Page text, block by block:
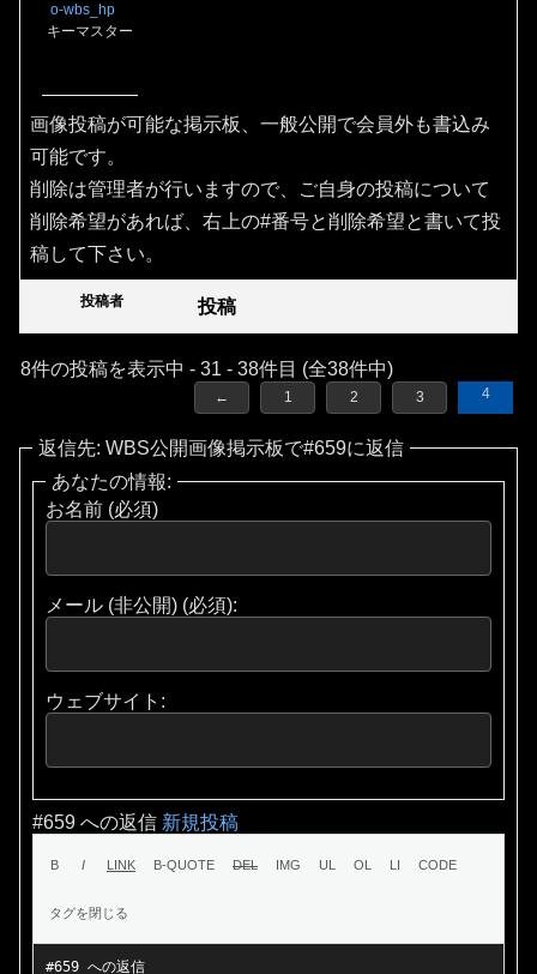
o-wbs_hp
キーマスター
画像投稿が可能な掲示板、一般公開で会員外も書込み
可能です。
削除は管理者が行いますので、ご自身の投稿について
削除希望があれば、右上の#番号と削除希望と書いて投
稿して下さい。
投稿者 投稿
8件の投稿を表示中 - 31 - 38件目 (全38件中)
← 1 2 3 4
返信先: WBS公開画像掲示板で#659に返信
あなたの情報:
お名前 (必須)
メール (非公開) (必須):
ウェブサイト:
#659 への返信 新規投稿